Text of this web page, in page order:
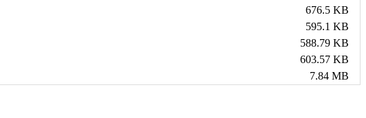
676.5 KB
595.1 KB
588.79 KB
603.57 KB
7.84 MB